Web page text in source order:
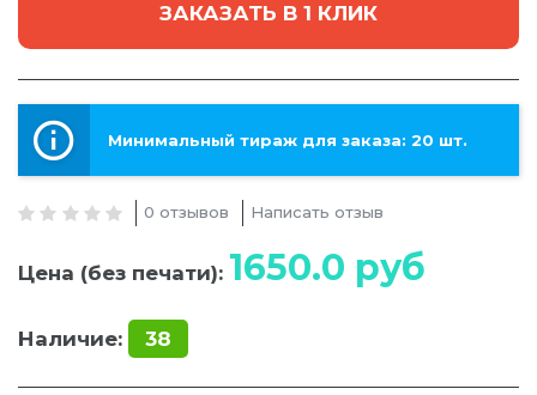
ЗАКАЗАТЬ В 1 КЛИК
Минимальный тираж для заказа: 20 шт.
0 отзывов Написать отзыв
Цена (без печати): 1650.0 руб
Наличие: 38